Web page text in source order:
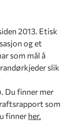
2013. Etisk
og et
som mål å
slik
Du finner mer
som
finner her.